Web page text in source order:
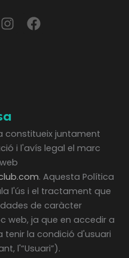
I
n
a
m
F
a
constitueix juntament
i l'avís legal el marc
. Aquesta Política
l'ús i el tractament que
dades de caràcter
web, ja que en accedir a
la condició d'usuari
l'“Usuari”).